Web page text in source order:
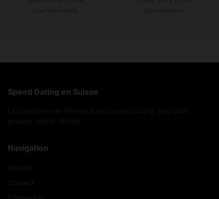
Speed Dating en Suisse
Navigation